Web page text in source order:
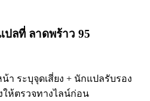
ปลที่ ลาดพร้าว 95
น้า ระบุจุดเสี่ยง + นักแปลรับรอง
ห้ตรวจทางไลน์ก่อน